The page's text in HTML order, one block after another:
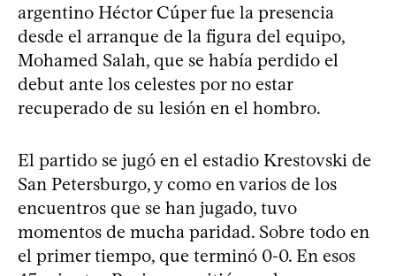
argentino Héctor Cúper fue la presencia
desde el arranque de la figura del equipo,
Mohamed Salah, que se había perdido el
debut ante los celestes por no estar
recuperado de su lesión en el hombro.
El partido se jugó en el estadio Krestovski de
San Petersburgo, y como en varios de los
encuentros que se han jugado, tuvo
momentos de mucha paridad. Sobre todo en
el primer tiempo, que terminó 0-0. En esos